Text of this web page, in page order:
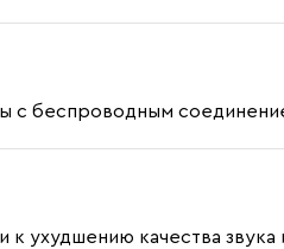
с беспроводным
ухудшению качества звука